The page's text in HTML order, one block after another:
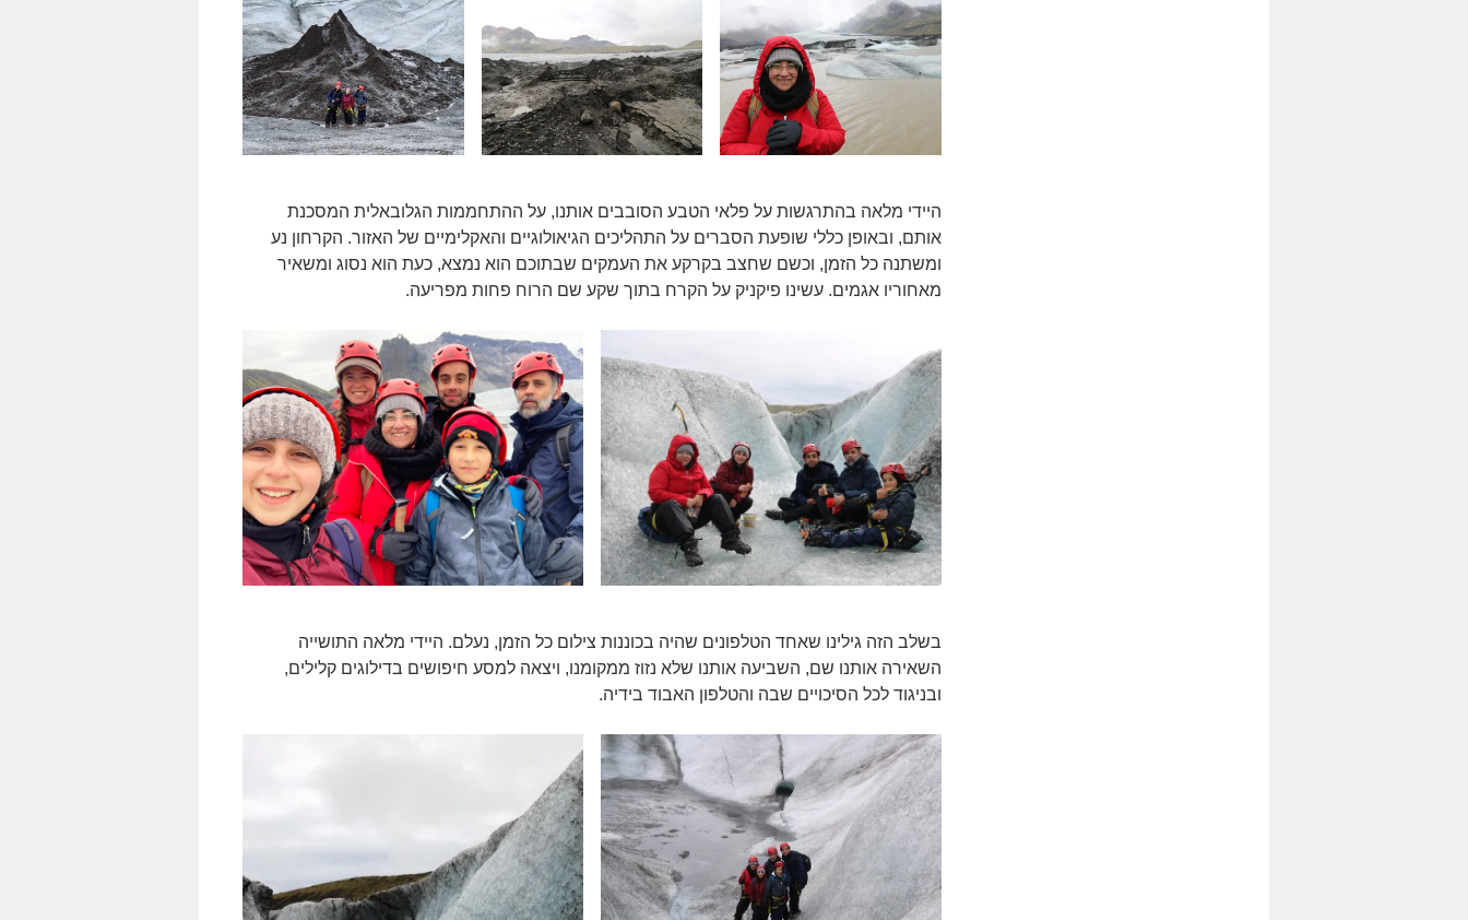
היידי מלאה בהתרגשות על פלאי הטבע הסובבים אותנו, על ההתחממות הגלובאלית המסכנת
אותם, ובאופן כללי שופעת הסברים על התהליכים הגיאולוגיים והאקלימיים של האזור. הקרחון נע
ומשתנה כל הזמן, וכשם שחצב בקרקע את העמקים שבתוכם הוא נמצא, כעת הוא נסוג ומשאיר
מאחוריו אגמים. עשינו פיקניק על הקרח בתוך שקע שם הרוח פחות מפריעה.
בשלב הזה גילינו שאחד הטלפונים שהיה בכוננות צילום כל הזמן, נעלם. היידי מלאה התושייה
השאירה אותנו שם, השביעה אותנו שלא נזוז ממקומנו, ויצאה למסע חיפושים בדילוגים קלילים,
ובניגוד לכל הסיכויים שבה והטלפון האבוד בידיה.